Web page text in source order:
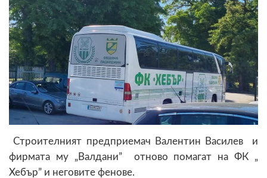
Строителният предприемач Валентин Василев и
фирмата му „Валдани” отново помагат на ФК „
Хебър” и неговите фенове.